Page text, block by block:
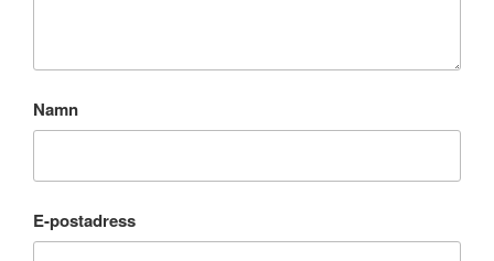
Namn
E-postadress